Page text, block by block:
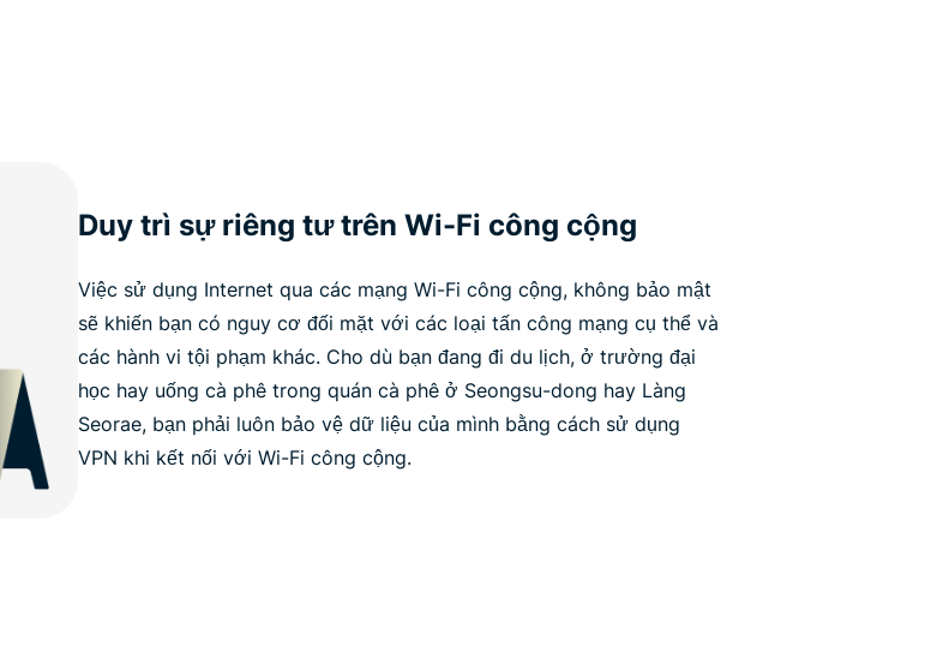
Duy trì sự riêng tư trên Wi-Fi công cộng
Việc sử dụng Internet qua các mạng Wi-Fi công cộng, không bảo mật
sẽ khiến bạn có nguy cơ đối mặt với các loại tấn công mạng cụ thể và
các hành vi tội phạm khác. Cho dù bạn đang đi du lịch, ở trường đại
học hay uống cà phê trong quán cà phê ở Seongsu-dong hay Làng
Seorae, bạn phải luôn bảo vệ dữ liệu của mình bằng cách sử dụng
VPN khi kết nối với Wi-Fi công cộng.